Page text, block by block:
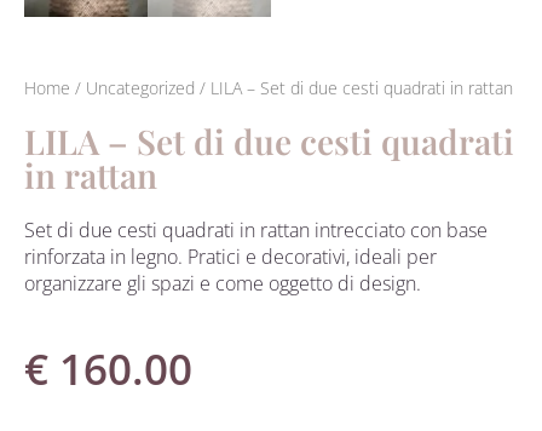
Home / Uncategorized / LILA – Set di due cesti quadrati in rattan
LILA – Set di due cesti quadrati
in rattan
Set di due cesti quadrati in rattan intrecciato con base
rinforzata in legno. Pratici e decorativi, ideali per
organizzare gli spazi e come oggetto di design.
€ 160.00